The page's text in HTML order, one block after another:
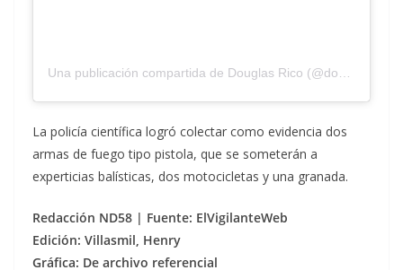
Una publicación compartida de Douglas Rico (@douglasricovzla)
La policía científica logró colectar como evidencia dos
armas de fuego tipo pistola, que se someterán a
experticias balísticas, dos motocicletas y una granada.
Redacción ND58 | Fuente: ElVigilanteWeb
Edición: Villasmil, Henry
Gráfica: De archivo referencial